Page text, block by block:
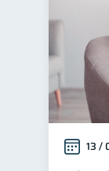
13 /